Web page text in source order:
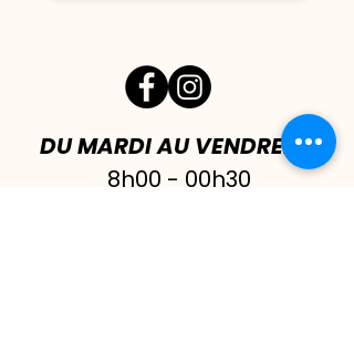
DU MARDI AU VENDREDI|
8h00 - 00h30